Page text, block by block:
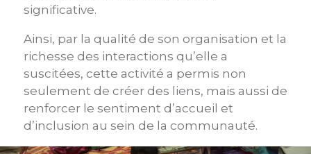
significative.
Ainsi, par la qualité de son organisation et la
richesse des interactions qu’elle a
suscitées, cette activité a permis non
seulement de créer des liens, mais aussi de
renforcer le sentiment d’accueil et
d’inclusion au sein de la communauté.